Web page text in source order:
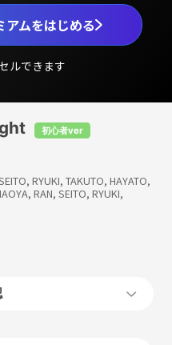
アムをはじめる
ルできます
初心者ver
RYUKI, TAKUTO, HAYATO,
RAN, SEITO, RYUKI,